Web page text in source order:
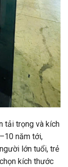
tải trọng và kích
năm tới,
lớn tuổi, trẻ
kích thước